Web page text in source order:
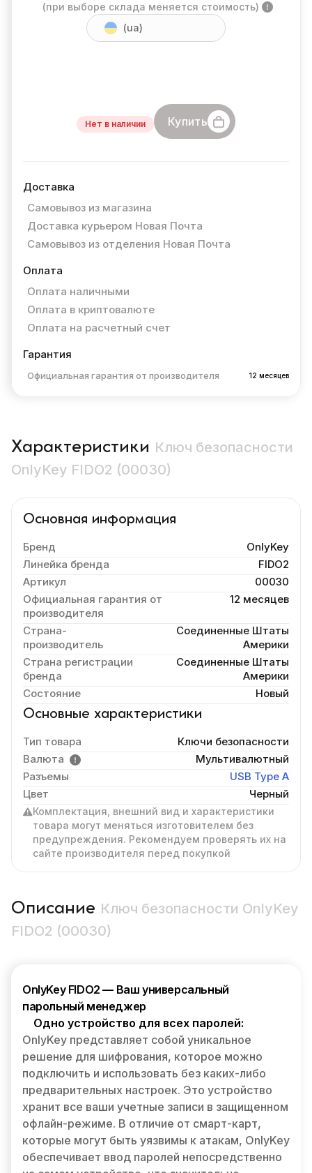
(при выборе склада меняется стоимость)
(ua)
Нет в наличии Купить
Доставка
Самовывоз из магазина
Доставка курьером Новая Почта
Самовывоз из отделения Новая Почта
Оплата
Оплата наличными
Оплата в криптовалюте
Оплата на расчетный счет
Гарантия
Официальная гарантия от производителя 12 месяцев
Характеристики Ключ безопасности
OnlyKey FIDO2 (00030)
Основная информация
Бренд
OnlyKey
Линейка бренда
FIDO2
Артикул
00030
Официальная гарантия от
производителя
12 месяцев
Страна-
производитель
Соединенные Штаты
Америки
Страна регистрации
бренда
Соединенные Штаты
Америки
Состояние
Новый
Основные характеристики
Тип товара
Ключи безопасности
Валюта
Мультивалютный
Разъемы
USB Type A
Цвет
Черный
Комплектация, внешний вид и характеристики
товара могут меняться изготовителем без
предупреждения. Рекомендуем проверять их на
сайте производителя перед покупкой
Описание Ключ безопасности OnlyKey
FIDO2 (00030)
OnlyKey FIDO2 — Ваш универсальный
парольный менеджер
Одно устройство для всех паролей:
OnlyKey представляет собой уникальное
решение для шифрования, которое можно
подключить и использовать без каких-либо
предварительных настроек. Это устройство
хранит все ваши учетные записи в защищенном
офлайн-режиме. В отличие от смарт-карт,
которые могут быть уязвимы к атакам, OnlyKey
обеспечивает ввод паролей непосредственно